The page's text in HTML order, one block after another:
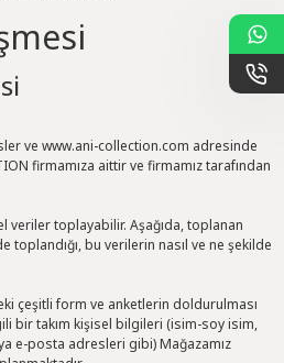
ve www.ani-collection.com adresinde
firmamıza aittir ve firmamız tarafından
veriler toplayabilir. Aşağıda, toplanan
toplandığı, bu verilerin nasıl ve ne şekilde
çeşitli form ve anketlerin doldurulması
bir takım kişisel bilgileri (isim-soy isim,
e-posta adresleri gibi) Mağazamız